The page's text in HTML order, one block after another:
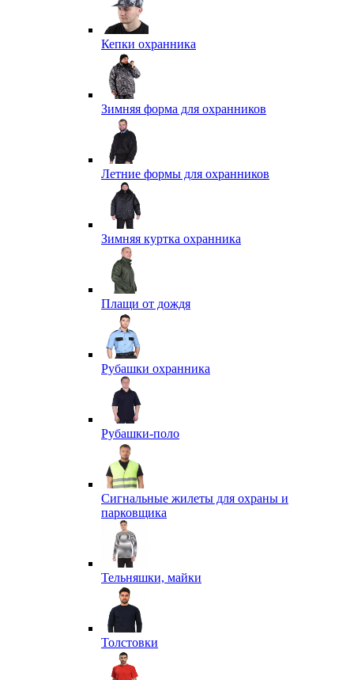
Кепки охранника
Зимняя форма для охранников
Летние формы для охранников
Зимняя куртка охранника
Плащи от дождя
Рубашки охранника
Рубашки-поло
Сигнальные жилеты для охраны и
парковщика
Тельняшки, майки
Толстовки